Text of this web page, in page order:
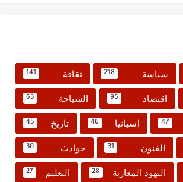
سياسة 218 ثقافة 141
اقتصاد 95 السياحة 63
47 إسبانيا 46 تاريخ 45
الفنون 31 حوادث 30
اليهود المغاربة 28 التعليم 27